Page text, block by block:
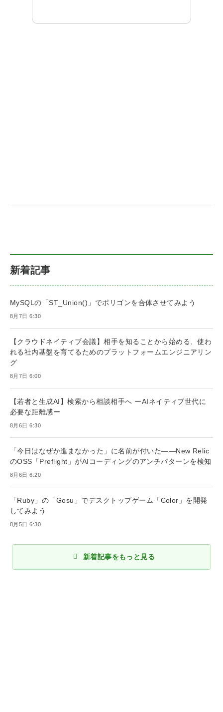
新着記事
MySQLの「ST_Union()」でポリゴンを合体させてみよう
8月7日 6:30
【クラウドネイティブ会議】相手を知ることから始める、使わ
れる社内基盤を育てるためのプラットフォームエンジニアリン
グ
8月7日 6:00
【若者と生成AI】検索から相談相手へ ーAIネイティブ世代に
必要な距離感ー
8月6日 6:30
「今日はなぜか進まなかった」に名前が付いた――New Relic
のOSS「Preflight」がAIコーディングのアンチパターンを検知
8月6日 6:20
「Ruby」の「Gosu」でデスクトップゲーム「Color」を開発
してみよう
8月5日 6:30
新着記事をもっと見る